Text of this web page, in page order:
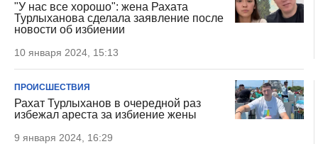
"У нас все хорошо": жена Рахата
Турлыханова сделала заявление после
новости об избиении
10 января 2024, 15:13
ПРОИСШЕСТВИЯ
Рахат Турлыханов в очередной раз
избежал ареста за избиение жены
9 января 2024, 16:29